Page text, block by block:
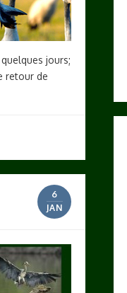
jours;
retour de
6
JAN